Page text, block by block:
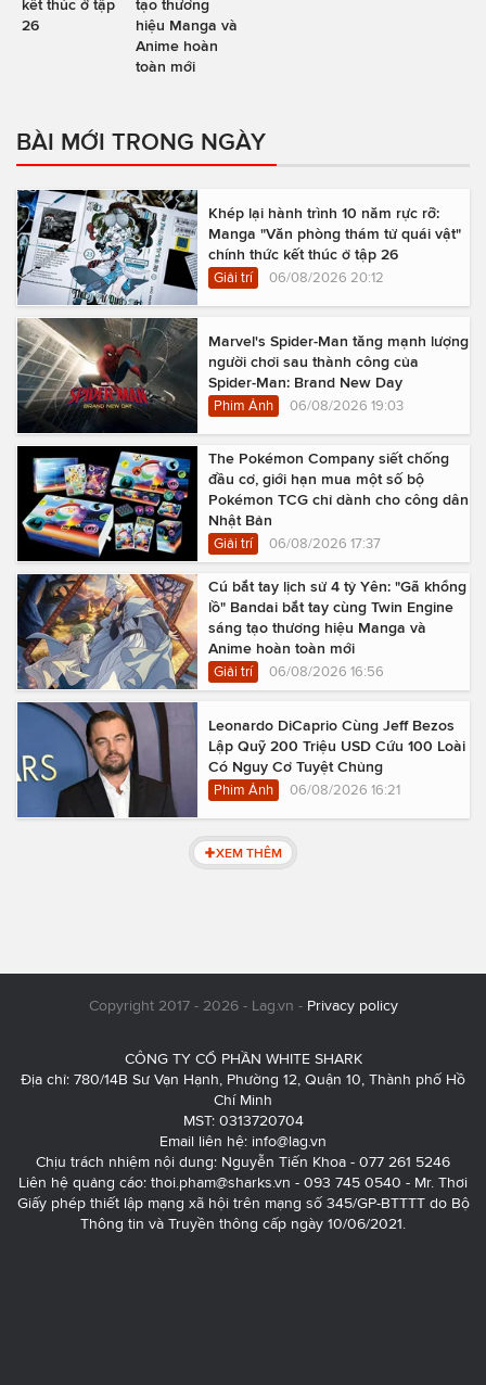
kết thúc ở tập
26
tạo thương
hiệu Manga và
Anime hoàn
toàn mới
BÀI MỚI TRONG NGÀY
Khép lại hành trình 10 năm rực rỡ:
Manga "Văn phòng thám tử quái vật"
chính thức kết thúc ở tập 26
Giải trí 06/08/2026 20:12
Marvel's Spider-Man tăng mạnh lượng
người chơi sau thành công của
Spider-Man: Brand New Day
Phim Ảnh 06/08/2026 19:03
The Pokémon Company siết chống
đầu cơ, giới hạn mua một số bộ
Pokémon TCG chỉ dành cho công dân
Nhật Bản
Giải trí 06/08/2026 17:37
Cú bắt tay lịch sử 4 tỷ Yên: "Gã khổng
lồ" Bandai bắt tay cùng Twin Engine
sáng tạo thương hiệu Manga và
Anime hoàn toàn mới
Giải trí 06/08/2026 16:56
Leonardo DiCaprio Cùng Jeff Bezos
Lập Quỹ 200 Triệu USD Cứu 100 Loài
Có Nguy Cơ Tuyệt Chủng
Phim Ảnh 06/08/2026 16:21
XEM THÊM
Copyright 2017 - 2026 - Lag.vn - Privacy policy
CÔNG TY CỔ PHẦN WHITE SHARK
Địa chỉ: 780/14B Sư Vạn Hạnh, Phường 12, Quận 10, Thành phố Hồ
Chí Minh
MST: 0313720704
Email liên hệ: info@lag.vn
Chịu trách nhiệm nội dung: Nguyễn Tiến Khoa - 077 261 5246
Liên hệ quảng cáo: thoi.pham@sharks.vn - 093 745 0540 - Mr. Thơi
Giấy phép thiết lập mạng xã hội trên mạng số 345/GP-BTTTT do Bộ
Thông tin và Truyền thông cấp ngày 10/06/2021.